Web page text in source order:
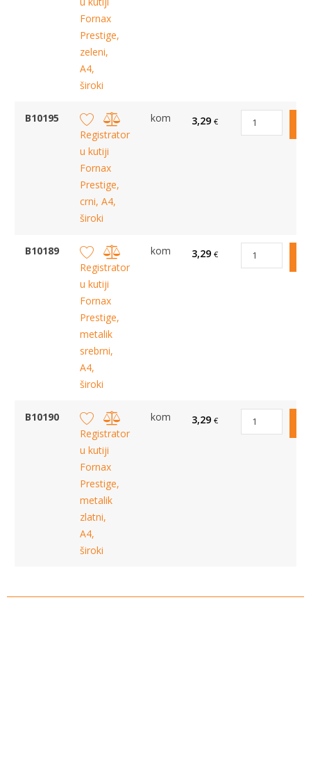
Fornax
Prestige,
zeleni,
A4,
široki
B10195
Registrator
u kutiji
Fornax
Prestige,
crni, A4,
široki
kom 3,29 €
B10189
Registrator
u kutiji
Fornax
Prestige,
metalik
srebrni,
A4,
široki
kom 3,29 €
B10190
Registrator
u kutiji
Fornax
Prestige,
metalik
zlatni,
A4,
široki
kom 3,29 €